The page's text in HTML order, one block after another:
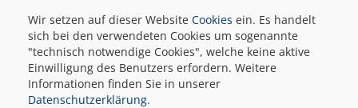
Wir setzen auf dieser Website Cookies ein. Es handelt
sich bei den verwendeten Cookies um sogenannte
"technisch notwendige Cookies", welche keine aktive
Einwilligung des Benutzers erfordern. Weitere
Informationen finden Sie in unserer
Datenschutzerklärung.